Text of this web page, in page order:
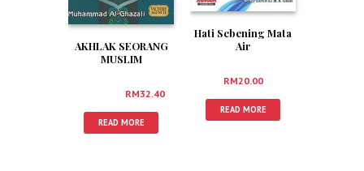
AKHLAK SEORANG
MUSLIM
RM32.40
READ MORE
Hati Sebening Mata
Air
RM20.00
READ MORE